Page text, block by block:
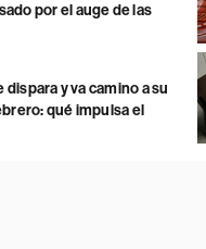
por el auge de las
y va camino a su
qué impulsa el